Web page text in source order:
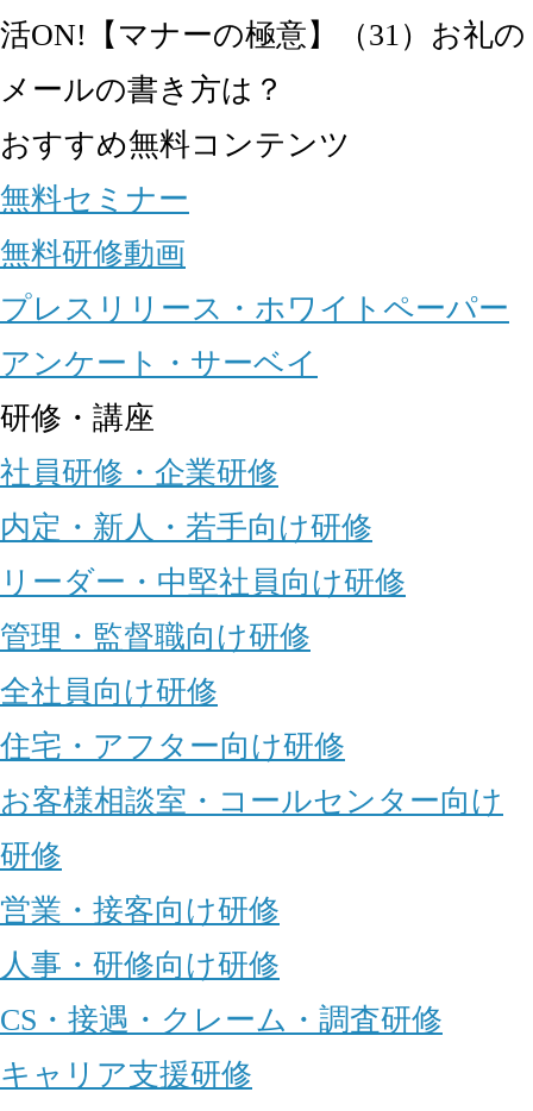
活ON!【マナーの極意】（31）お礼の
メールの書き方は？
おすすめ無料コンテンツ
無料セミナー
無料研修動画
プレスリリース・ホワイトペーパー
アンケート・サーベイ
研修・講座
社員研修・企業研修
内定・新人・若手向け研修
リーダー・中堅社員向け研修
管理・監督職向け研修
全社員向け研修
住宅・アフター向け研修
お客様相談室・コールセンター向け
研修
営業・接客向け研修
人事・研修向け研修
CS・接遇・クレーム・調査研修
キャリア支援研修